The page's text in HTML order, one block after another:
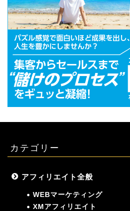
カテゴリー
アフィリエイト全般
WEBマーケティング
XMアフィリエイト